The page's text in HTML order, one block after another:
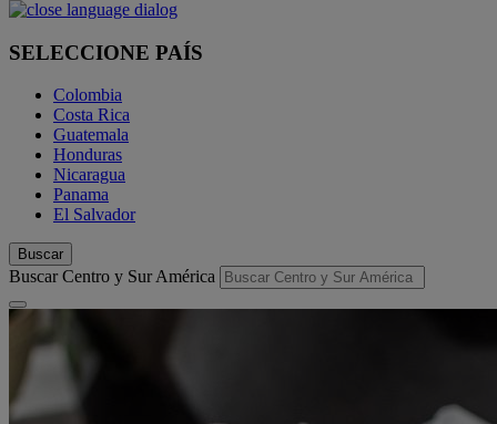
SELECCIONE PAÍS
Colombia
Costa Rica
Guatemala
Honduras
Nicaragua
Panama
El Salvador
Buscar
Buscar Centro y Sur América